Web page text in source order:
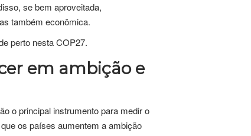
se bem aproveitada,
também econômica.
perto nesta COP27.
em ambição e
o principal instrumento para medir o
os países aumentem a ambição